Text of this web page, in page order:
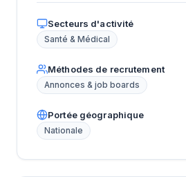
Secteurs d'activité
Santé & Médical
Méthodes de recrutement
Annonces & job boards
Portée géographique
Nationale